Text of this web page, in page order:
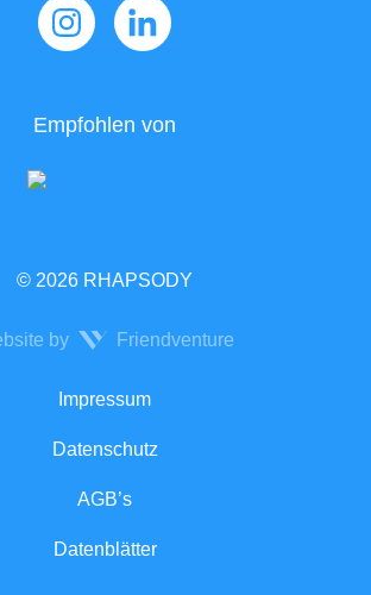
Empfohlen von
© 2026 RHAPSODY
by Friendventure
Impressum
Datenschutz
AGB’s
Datenblätter